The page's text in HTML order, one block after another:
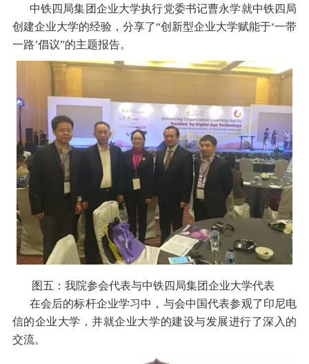
中铁四局集团企业大学执行党委书记曹永学就中铁四局
创建企业大学的经验，分享了“创新型企业大学赋能于‘一带
一路’倡议”的主题报告。
图五：我院参会代表与中铁四局集团企业大学代表
在会后的标杆企业学习中，与会中国代表参观了印尼电
信的企业大学，并就企业大学的建设与发展进行了深入的
交流。